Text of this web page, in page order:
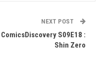
NEXT POST
ComicsDiscovery S09E18 :
Shin Zero